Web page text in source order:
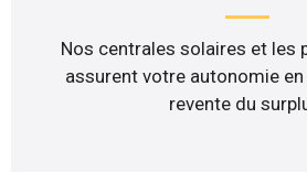
Nos centrales solaires et les
assurent votre autonomie
revente du